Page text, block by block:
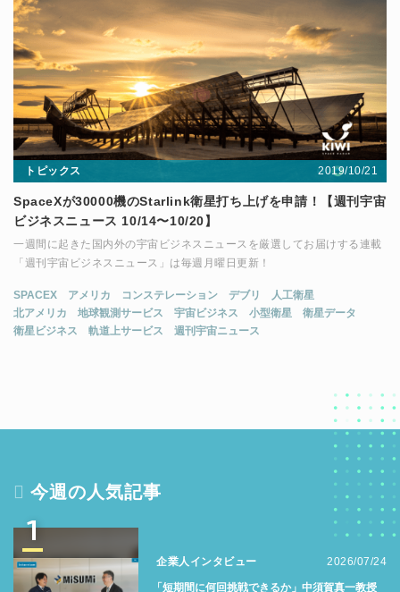
トピックス 2019/10/21
SpaceXが30000機のStarlink衛星打ち上げを申請！【週刊宇宙
ビジネスニュース 10/14〜10/20】
一週間に起きた国内外の宇宙ビジネスニュースを厳選してお届けする連載
「週刊宇宙ビジネスニュース」は毎週月曜日更新！
SPACEX アメリカ コンステレーション デブリ
人工衛星
北アメリカ
地球観測サービス 宇宙ビジネス 小型衛星
衛星データ
衛星ビジネス
軌道上サービス 週刊宇宙ニュース
今週の人気記事
1
企業人インタビュー 2026/07/24
「短期間に何回挑戦できるか」中須賀真一教授